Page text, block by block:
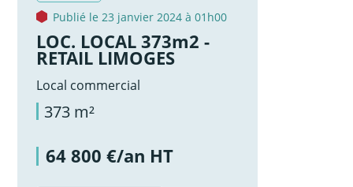
Publié le 23 janvier 2024 à 01h00
LOC. LOCAL 373m2 -
RETAIL LIMOGES
Local commercial
373 m²
64 800 €/an HT